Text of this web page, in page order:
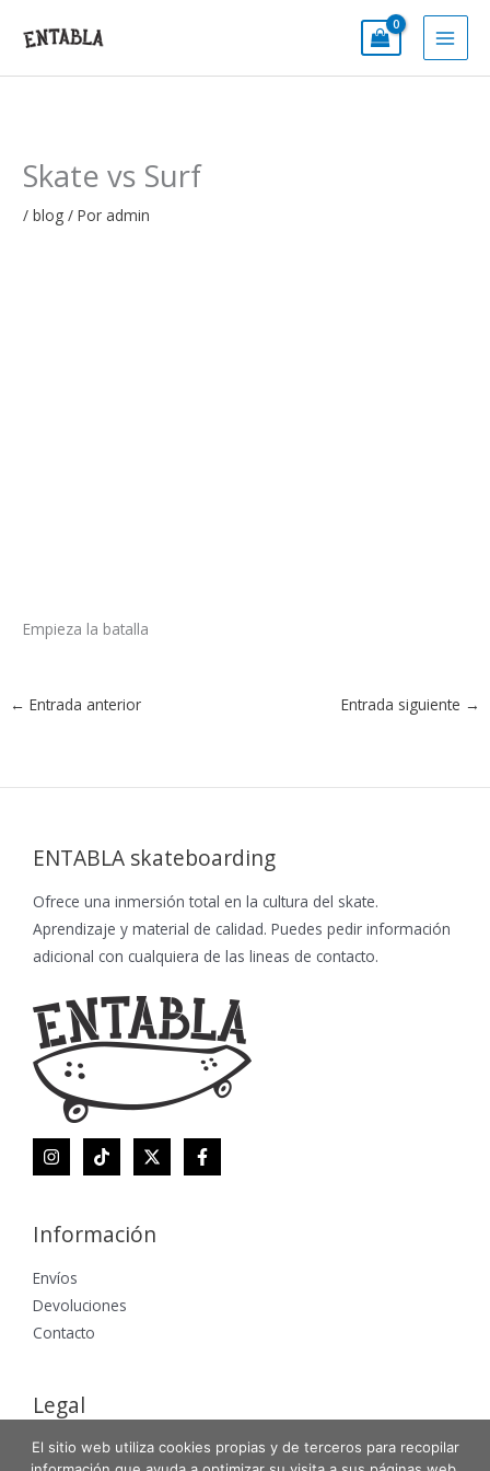
Skate vs Surf
/blog / Por admin
Empieza la batalla
← Entrada anterior Entrada siguiente →
ENTABLA skateboarding
Ofrece una inmersión total en la cultura del skate.
Aprendizaje y material de calidad. Puedes pedir información
adicional con cualquiera de las lineas de contacto.
Información
Envíos
Devoluciones
Contacto
Legal
Aviso Legal
El sitio web utiliza cookies propias y de terceros para recopilar